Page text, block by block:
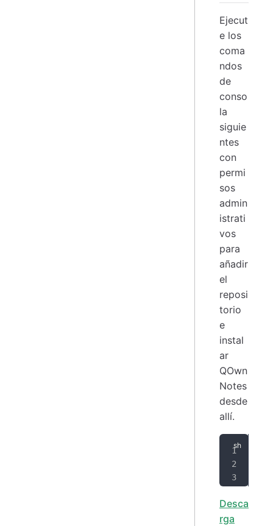
Ejecut
e los
coma
ndos
de
conso
la
siguie
ntes
con
permi
sos
admin
istrati
vos
para
añadir
el
reposi
torio
e
instal
ar
QOwn
Notes
desde
allí.
Desca
rga